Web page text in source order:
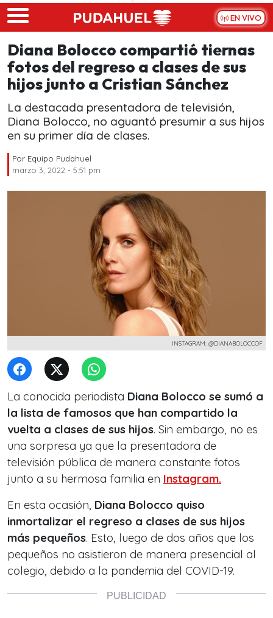
Skip to main content
EN VIVO
Diana Bolocco compartió tiernas
fotos del regreso a clases de sus
hijos junto a Cristian Sánchez
La destacada presentadora de televisión,
Diana Bolocco, no aguantó presumir a sus hijos
en su primer día de clases.
Por Equipo Pudahuel
marzo 3, 2022 - 5:51 pm
INSTAGRAM: @DIANABOLOCCOF
La conocida periodista Diana Bolocco se sumó a
la lista de famosos que han compartido la
vuelta a clases de sus hijos. Sin embargo, no es
una sorpresa ya que la presentadora de
televisión pública de manera constante fotos
junto a su hermosa familia en Instagram.
En esta ocasión, Diana Bolocco quiso
inmortalizar el regreso a clases de sus hijos
más pequeños. Esto, luego de dos años que los
pequeños no asistieron de manera presencial al
colegio, debido a la pandemia del COVID-19.